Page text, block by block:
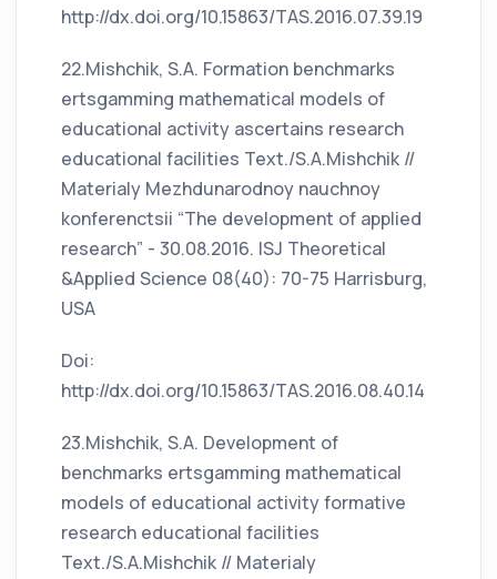
http://dx.doi.org/10.15863/TAS.2016.07.39.19
22.Mishchik, S.A. Formation benchmarks
ertsgamming mathematical models of
educational activity ascertains research
educational facilities Text./S.A.Mishchik //
Materialy Mezhdunarodnoy nauchnoy
konferenctsii “The development of applied
research” - 30.08.2016. ISJ Theoretical
&Applied Science 08(40): 70-75 Harrisburg,
USA
Doi:
http://dx.doi.org/10.15863/TAS.2016.08.40.14
23.Mishchik, S.A. Development of
benchmarks ertsgamming mathematical
models of educational activity formative
research educational facilities
Text./S.A.Mishchik // Materialy